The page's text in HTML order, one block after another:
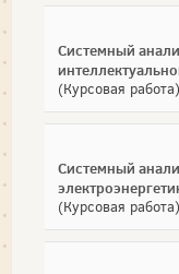
Системный
(Курсовая работа)
Системный
(Курсовая работа)